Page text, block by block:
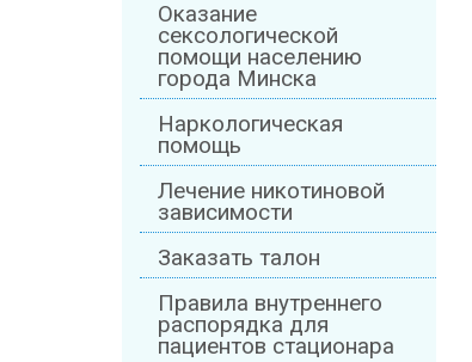
Оказание
сексологической
помощи населению
города Минска
Наркологическая
помощь
Лечение никотиновой
зависимости
Заказать талон
Правила внутреннего
распорядка для
пациентов стационара